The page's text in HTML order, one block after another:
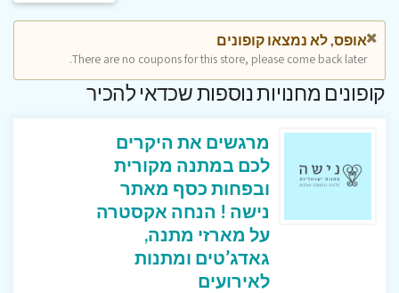
אופס, לא נמצאו קופונים
There are no coupons for this store, please come back later.
קופונים מחנויות נוספות שכדאי להכיר
מרגשים את היקרים
לכם במתנה מקורית
ובפחות כסף מאתר
נישה ! הנחה אקסטרה
על מארזי מתנה,
גאדג’טים ומתנות
לאירועים